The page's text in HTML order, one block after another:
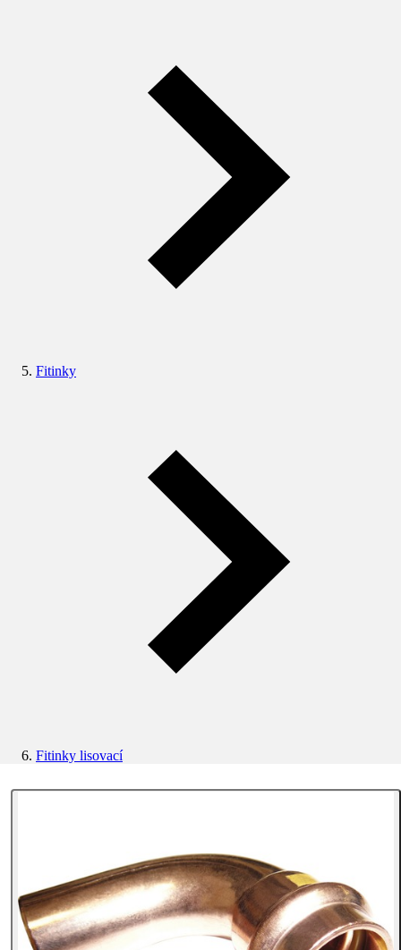
Fitinky
Fitinky lisovací